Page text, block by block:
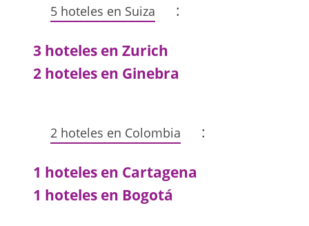
5 hoteles en Suiza :
3 hoteles en Zurich
2 hoteles en Ginebra
2 hoteles en Colombia :
1 hoteles en Cartagena
1 hoteles en Bogotá